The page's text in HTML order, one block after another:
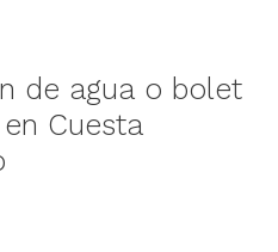
de agua o bolet
en Cuesta